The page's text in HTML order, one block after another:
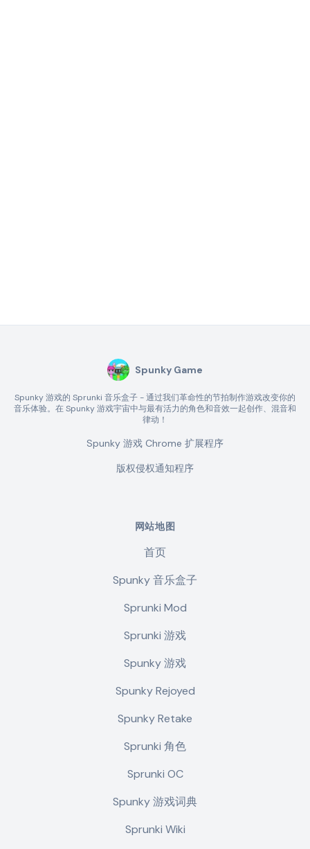
Spunky Game
Spunky 游戏的 Sprunki 音乐盒子 - 通过我们革命性的节拍制作游戏改变你的
音乐体验。在 Spunky 游戏宇宙中与最有活力的角色和音效一起创作、混音和
律动！
Spunky 游戏 Chrome 扩展程序
版权侵权通知程序
网站地图
首页
Spunky 音乐盒子
Sprunki Mod
Sprunki 游戏
Spunky 游戏
Spunky Rejoyed
Spunky Retake
Sprunki 角色
Sprunki OC
Spunky 游戏词典
Sprunki Wiki